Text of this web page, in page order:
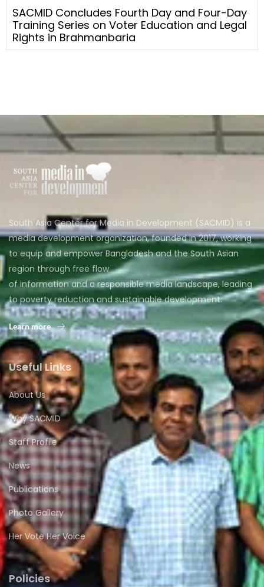
SACMID Concludes Fourth Day and Four-Day
Training Series on Voter Education and Legal
Rights in Brahmanbaria
South Asia Center for Media in Development (SACMID) is a
media development organization, founded in 2017, working
to equip and empower Bangladesh and the South Asian
region through free flow
of information and a responsible media landscape, leading
to poverty reduction and sustainable development.
Learn more
Useful Links
About Us
Why SACMID
Staff Profile
News
Publications
Photo Gallery
Her Vote Her Voice
Policies